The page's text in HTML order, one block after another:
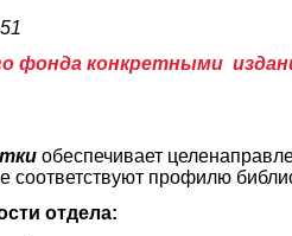
фонда конкретными
обеспечивает
соответствуют профилю
отдела: